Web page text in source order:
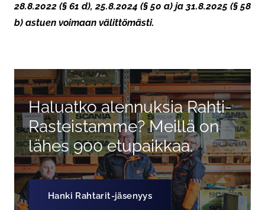
28.8.2022 (§ 61 d), 25.8.2024 (§ 50 a) ja 31.8.2025 (§ 58
b) astuen voimaan välittömästi.
Ohita valikko
Haluatko alennuksia Rahti-
Rasteistamme? Meillä on
lähes 900 etupaikkaa.
Hanki Rahtarit-jäsenyys